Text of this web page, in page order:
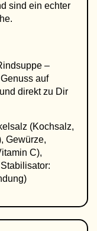
sind ein echter
–
auf
direkt zu Dir
(Kochsalz,
Gewürze,
C),